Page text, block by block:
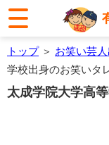
トップ＞ お笑い芸
学校出身のお笑いタ
太成学院大学高